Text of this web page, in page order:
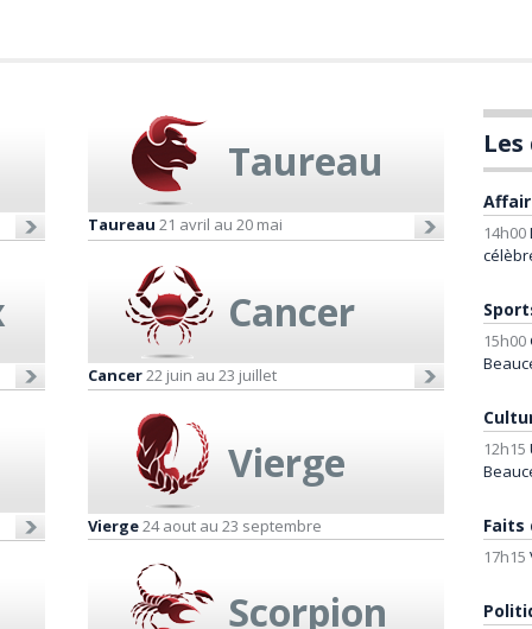
Taureau
Taureau 21 avril au 20 mai
Cancer
Cancer22 juin au 23 juillet
Vierge
Vierge24 aout au 23 septembre
Scorpion
14h00
15h00
12h15
Faits
17h15